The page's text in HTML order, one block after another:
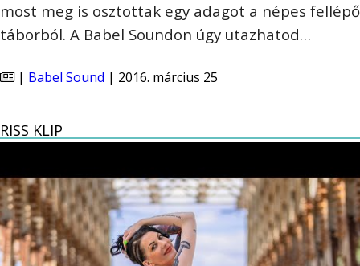
most meg is osztottak egy adagot a népes fellépő
táborból. A Babel Soundon úgy utazhatod…
| Babel Sound | 2016. március 25
KLIP